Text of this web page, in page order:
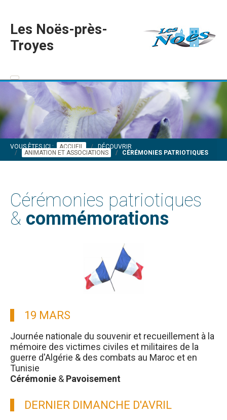
Les Noës-près-
Troyes
VOUS ÊTES ICI : ACCUEIL
DÉCOUVRIR
ANIMATION ET ASSOCIATIONS
CÉRÉMONIES PATRIOTIQUES
Cérémonies patriotiques
& commémorations
19 MARS
Journée nationale du souvenir et recueillement à la
mémoire des victimes civiles et militaires de la
guerre d'Algérie & des combats au Maroc et en
Tunisie
Cérémonie & Pavoisement
DERNIER DIMANCHE D'AVRIL